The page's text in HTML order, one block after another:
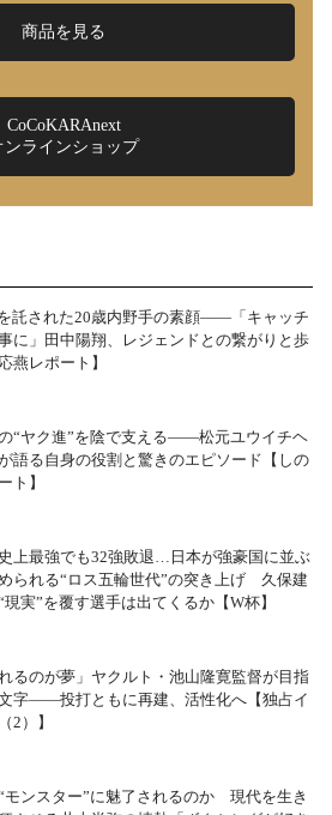
商品を見る
CoCoKARAnext
ンラインショップ
託された20歳内野手の素顔――「キャッチ
に」田中陽翔、レジェンドとの繋がりと歩
燕レポート】
“ヤク進”を陰で支える――松元ユウイチヘ
語る自身の役割と驚きのエピソード【しの
ト】
史上最強でも32強敗退…日本が強豪国に並ぶ
られる“ロス五輪世代”の突き上げ 久保建
実”を覆す選手は出てくるか【W杯】
れるのが夢」ヤクルト・池山隆寛監督が目指
字――投打ともに再建、活性化へ【独占イ
2）】
モンスター”に魅了されるのか 現代を生き